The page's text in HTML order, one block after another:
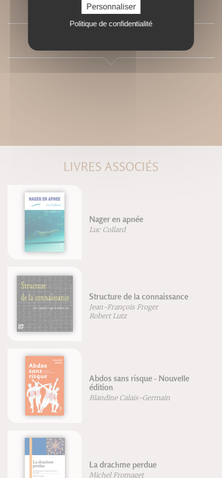
SOMMAIRE
LIVRES ASSOCIÉS
Nager en apnée
Luc Collard
Structure de la connaissance
Jean-François Froger
Robert Lutz
Abdos sans risque - Nouvelle
édition
Blandine Calais-Germain
La drachme perdue
Michel Fromaget
Personnaliser
Politique de confidentialité